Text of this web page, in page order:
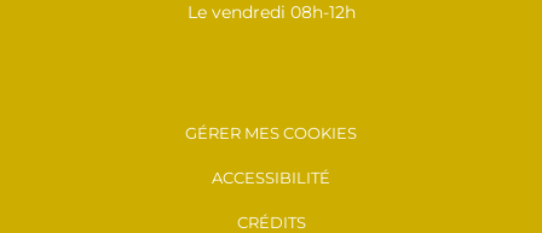
Le vendredi 08h-12h
GÉRER MES COOKIES
ACCESSIBILITÉ
CRÉDITS